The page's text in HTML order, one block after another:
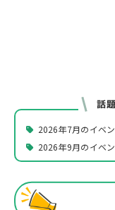
話
2026年7月のイベ
2026年9月のイベ